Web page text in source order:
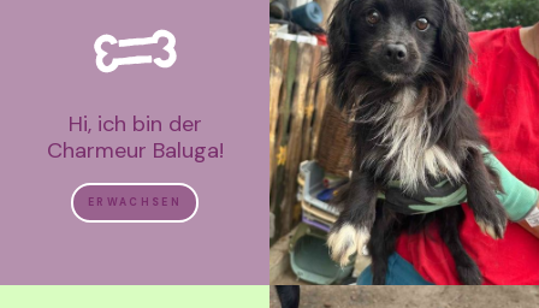
Hi, ich bin der
Charmeur Baluga!
ERWACHSEN